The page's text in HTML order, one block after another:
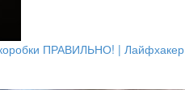
ПРАВИЛЬНО! | Лайфхакер